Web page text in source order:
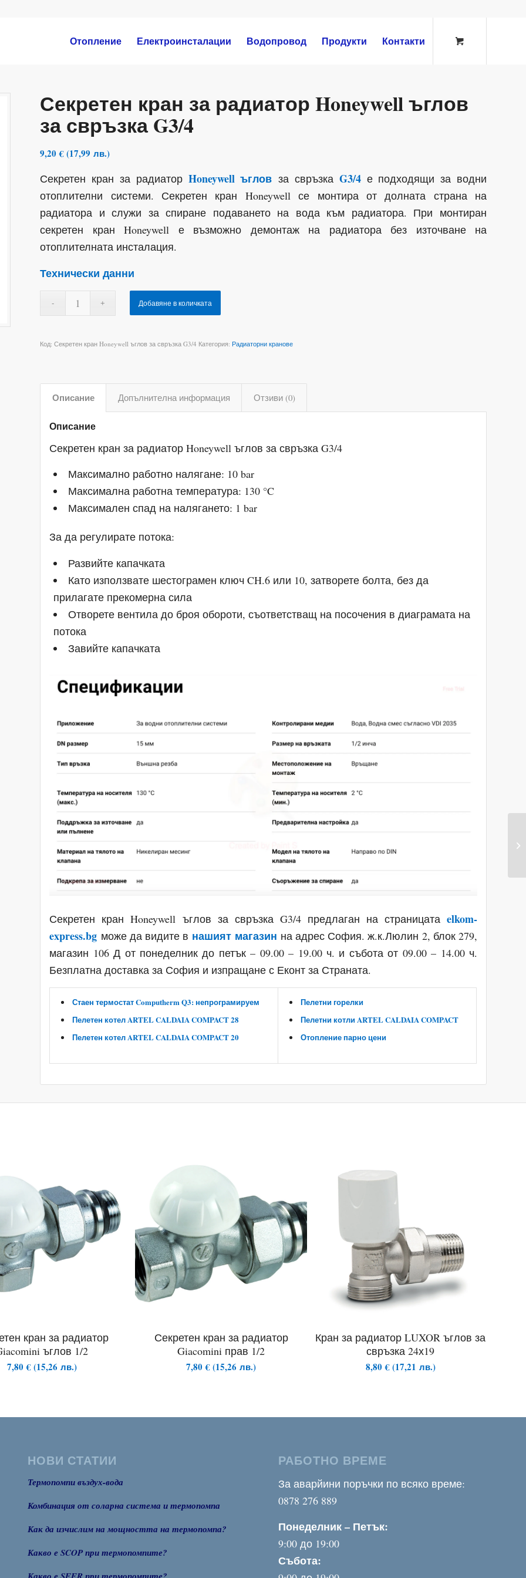
Отопление Електроинсталации Водопровод Продукти Контакти
Секретен кран за радиатор Honeywell ъглов
за свръзка G3/4
9,20€(17,99лв.)
Секретен кран за радиатор Honeywell ъглов за свръзка G3/4е подходящи за водни
отоплителни системи. Секретен кран Honeywell се монтира от долната страна на
радиатора и служи за спиране подаването на вода към радиатора. При монтиран
секретен кран Honeywell е възможно демонтаж на радиатора без източване на
отоплителната инсталация.
Технически данни
Добавяне в количката
Код:Секретен кран Honeywell ъглов за свръзка G3/4 Категория:Радиаторни кранове
Описание Допълнителна информация Отзиви (0)
Описание
Секретен кран за радиатор Honeywell ъглов за свръзка G3/4
Максимално работно налягане: 10 bar
Максимална работна температура: 130 °C
Максимален спад на налягането: 1 bar
За да регулирате потока:
Развийте капачката
Като използвате шестограмен ключ CH.6 или 10, затворете болта, без да
прилагате прекомерна сила
Отворете вентила до броя обороти, съответстващ на посочения в диаграмата на
потока
Завийте капачката
Секретен кран Honeywell ъглов за свръзка G3/4 предлаган на страницата elkom-
express.bg може да видите в нашият магазин на адрес София. ж.к.Люлин 2, блок 279,
магазин 106 Д от понеделник до петък – 09.00 – 19.00 ч. и събота от 09.00 – 14.00 ч.
Безплатна доставка за София и изпращане с Еконт за Страната.
Стаен термостат Computherm Q3: непрограмируем
Пелетен котел ARTEL CALDAIA COMPACT 28
Пелетен котел ARTEL CALDAIA COMPACT 20
Пелетни горелки
Пелетни котли ARTEL CALDAIA COMPACT
Отопление парно цени
кран за радиатор
ъглов 1/2
7,80€(15,26 лв.)
Секретен кран за радиатор
Giacomini прав 1/2
7,80€(15,26лв.)
Кран за радиатор LUXOR ъглов за
свръзка 24х19
8,80€(17,21 лв.)
НОВИ СТАТИИ
Термопомпи въздух-вода
Комбинация от соларна система и термопомпа
Как да изчислим на мощността на термопомпа?
Какво е SCOP при термопомпите?
РАБОТНО ВРЕМЕ
За аварйини поръчки по всяко време:
0878 276 889
Понеделник – Петък:
9:00 до 19:00
Събота: